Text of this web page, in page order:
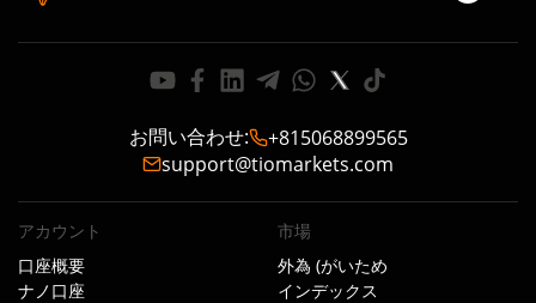
お問い合わせ:
+815068899565
support@tiomarkets.com
アカウント
口座概要
ナノ口座
市場
外為 (がいため
インデックス